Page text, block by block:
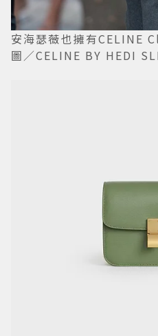
安海瑟薇也擁有CELINE
圖／CELINE BY HEDI